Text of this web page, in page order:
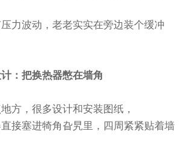
力波动，老老实实在旁边装个缓冲
：把换热器憋在墙角
方，很多设计和安装图纸，
接塞进犄角旮旯里，四周紧紧贴着墙